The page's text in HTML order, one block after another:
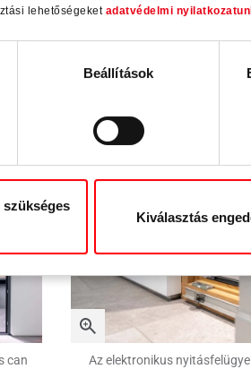
lehetőségeket adatvédelmi
Beállítások
Kiválasztás
1
a Roto a Fensterbau
merőlegesen záródó toló
elérhető „Flex küszöb”-bel
can
Az elektronikus